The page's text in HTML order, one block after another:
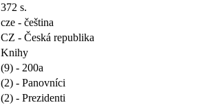
372 s.
cze - čeština
CZ - Česká republika
Knihy
(9) - 200a
(2) - Panovníci
(2) - Prezidenti